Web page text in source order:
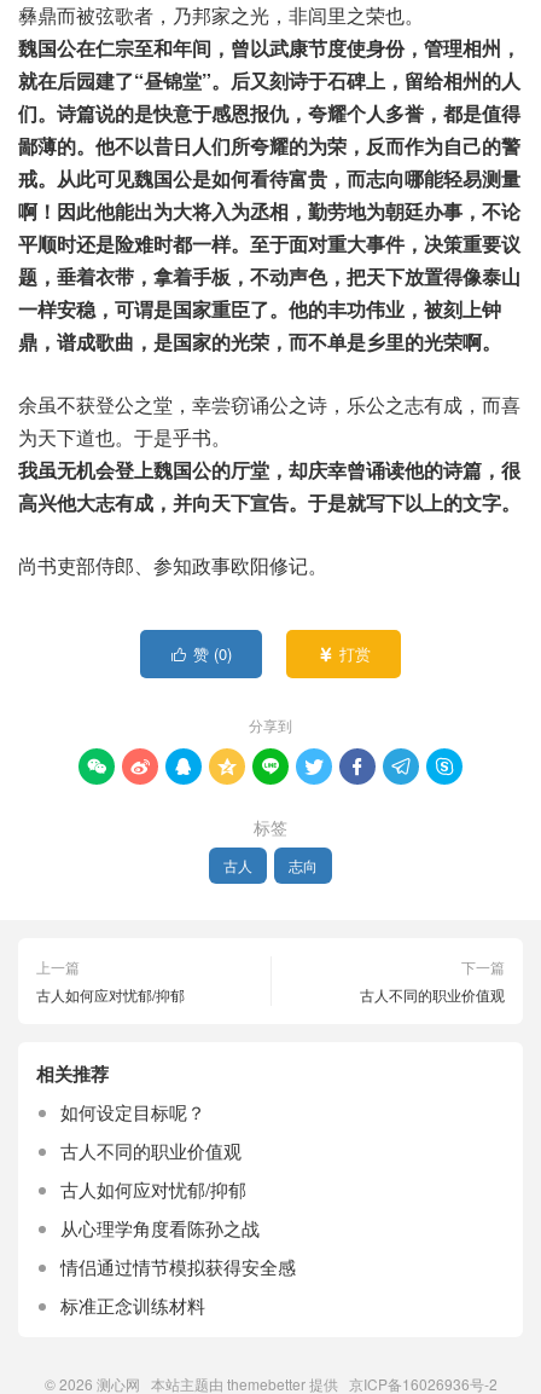
彝鼎而被弦歌者，乃邦家之光，非闾里之荣也。
魏国公在仁宗至和年间，曾以武康节度使身份，管理相州，
就在后园建了“昼锦堂”。后又刻诗于石碑上，留给相州的人
们。诗篇说的是快意于感恩报仇，夸耀个人多誉，都是值得
鄙薄的。他不以昔日人们所夸耀的为荣，反而作为自己的警
戒。从此可见魏国公是如何看待富贵，而志向哪能轻易测量
啊！因此他能出为大将入为丞相，勤劳地为朝廷办事，不论
平顺时还是险难时都一样。至于面对重大事件，决策重要议
题，垂着衣带，拿着手板，不动声色，把天下放置得像泰山
一样安稳，可谓是国家重臣了。他的丰功伟业，被刻上钟
鼎，谱成歌曲，是国家的光荣，而不单是乡里的光荣啊。
余虽不获登公之堂，幸尝窃诵公之诗，乐公之志有成，而喜
为天下道也。于是乎书。
我虽无机会登上魏国公的厅堂，却庆幸曾诵读他的诗篇，很
高兴他大志有成，并向天下宣告。于是就写下以上的文字。
尚书吏部侍郎、参知政事欧阳修记。
 赞 (0)  打赏
分享到
        
标签
古人 志向
上一篇
古人如何应对忧郁/抑郁
下一篇
古人不同的职业价值观
相关推荐
如何设定目标呢？
古人不同的职业价值观
古人如何应对忧郁/抑郁
从心理学角度看陈孙之战
情侣通过情节模拟获得安全感
标准正念训练材料
© 2026 测心网 本站主题由 themebetter提供 京ICP备16026936号-2